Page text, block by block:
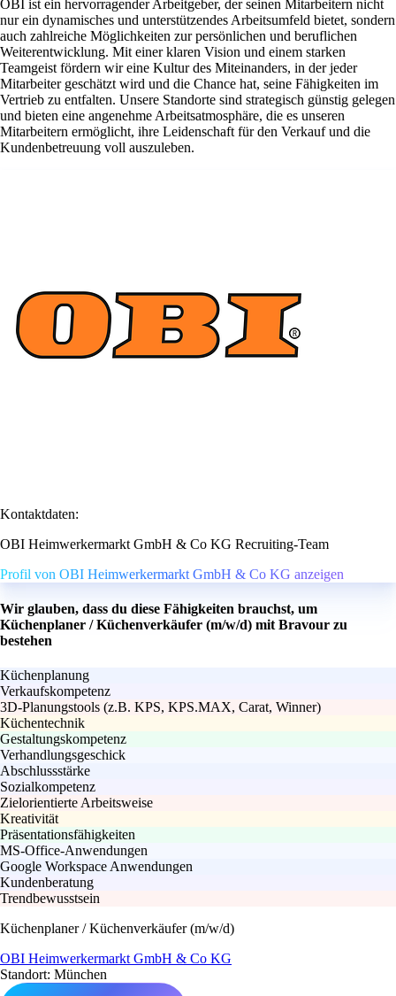
OBI ist ein hervorragender Arbeitgeber, der seinen Mitarbeitern nicht
nur ein dynamisches und unterstützendes Arbeitsumfeld bietet, sondern
auch zahlreiche Möglichkeiten zur persönlichen und beruflichen
Weiterentwicklung. Mit einer klaren Vision und einem starken
Teamgeist fördern wir eine Kultur des Miteinanders, in der jeder
Mitarbeiter geschätzt wird und die Chance hat, seine Fähigkeiten im
Vertrieb zu entfalten. Unsere Standorte sind strategisch günstig gelegen
und bieten eine angenehme Arbeitsatmosphäre, die es unseren
Mitarbeitern ermöglicht, ihre Leidenschaft für den Verkauf und die
Kundenbetreuung voll auszuleben.
Kontaktdaten:
OBI Heimwerkermarkt GmbH & Co KG Recruiting-Team
Profil von OBI Heimwerkermarkt GmbH & Co KG anzeigen
Wir glauben, dass du diese Fähigkeiten brauchst, um
Küchenplaner / Küchenverkäufer (m/w/d) mit Bravour zu
bestehen
Küchenplanung
Verkaufskompetenz
3D-Planungstools (z.B. KPS, KPS.MAX, Carat, Winner)
Küchentechnik
Gestaltungskompetenz
Verhandlungsgeschick
Abschlussstärke
Sozialkompetenz
Zielorientierte Arbeitsweise
Kreativität
Präsentationsfähigkeiten
MS-Office-Anwendungen
Google Workspace Anwendungen
Kundenberatung
Trendbewusstsein
Küchenplaner / Küchenverkäufer (m/w/d)
OBI Heimwerkermarkt GmbH & Co KG
Standort: München